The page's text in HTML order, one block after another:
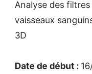
Analyse des
vaisseaux
3D
Date de début :